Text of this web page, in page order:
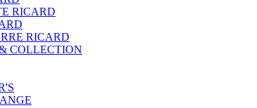
RICARD
RICARD
COLLECTION